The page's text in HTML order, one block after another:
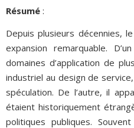
Résumé :
Depuis plusieurs décennies,
expansion remarquable.
domaines d’application de
industriel au design de
spéculation. De l’autre, il
étaient historiquement
politiques publiques.